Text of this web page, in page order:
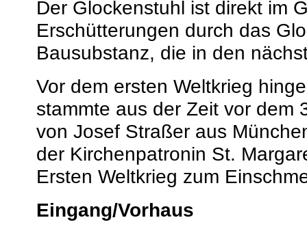
Der Glockenstuhl ist direkt im
Erschütterungen durch das
Bausubstanz, die in den
Vor dem ersten Weltkrieg
stammte aus der Zeit vor dem
von Josef Straßer aus
der Kirchenpatronin St.
Ersten Weltkrieg zum
Eingang/Vorhaus